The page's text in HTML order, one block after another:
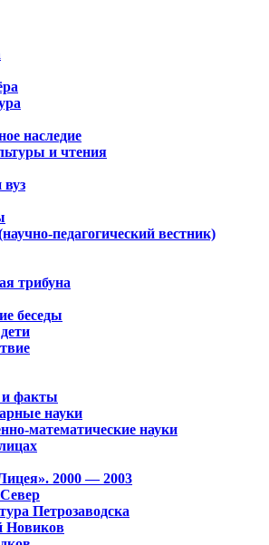
наследие
и чтения
педагогический вестник)
трибуна
беседы
и факты
науки
математические науки
2000 — 2003
Петрозаводска
Новиков